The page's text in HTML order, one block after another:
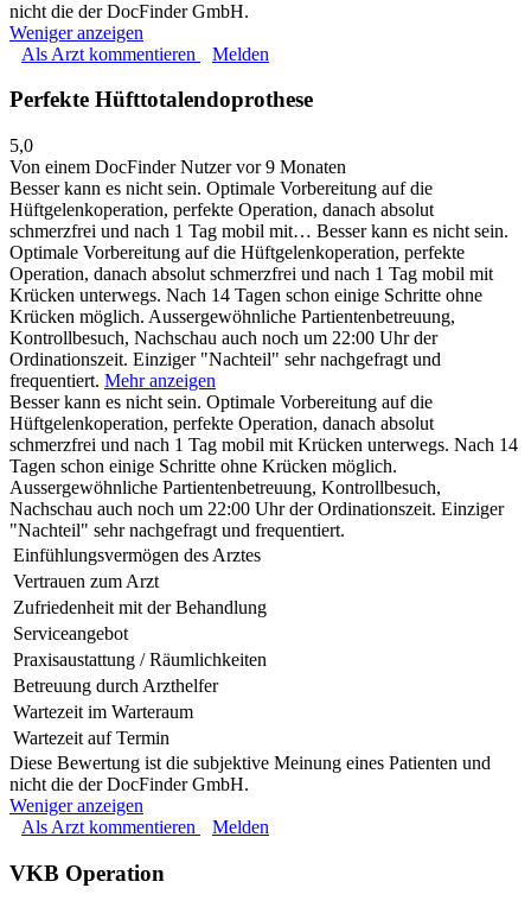
nicht die der DocFinder GmbH.
Weniger anzeigen
Als Arzt kommentieren
Melden
Perfekte Hüfttotalendoprothese
5,0
Von einem DocFinder Nutzervor 9 Monaten
Besser kann es nicht sein. Optimale Vorbereitung auf die
Hüftgelenkoperation, perfekte Operation, danach absolut
schmerzfrei und nach 1 Tag mobil mit… Besser kann es nicht sein.
Optimale Vorbereitung auf die Hüftgelenkoperation, perfekte
Operation, danach absolut schmerzfrei und nach 1 Tag mobil mit
Krücken unterwegs. Nach 14 Tagen schon einige Schritte ohne
Krücken möglich. Aussergewöhnliche Partientenbetreuung,
Kontrollbesuch, Nachschau auch noch um 22:00 Uhr der
Ordinationszeit. Einziger "Nachteil" sehr nachgefragt und
frequentiert. Mehr anzeigen
Besser kann es nicht sein. Optimale Vorbereitung auf die
Hüftgelenkoperation, perfekte Operation, danach absolut
schmerzfrei und nach 1 Tag mobil mit Krücken unterwegs. Nach 14
Tagen schon einige Schritte ohne Krücken möglich.
Aussergewöhnliche Partientenbetreuung, Kontrollbesuch,
Nachschau auch noch um 22:00 Uhr der Ordinationszeit. Einziger
"Nachteil" sehr nachgefragt und frequentiert.
Einfühlungsvermögen des Arztes
Vertrauen zum Arzt
Zufriedenheit mit der Behandlung
Serviceangebot
Praxisaustattung / Räumlichkeiten
Betreuung durch Arzthelfer
Wartezeit im Warteraum
Wartezeit auf Termin
Diese Bewertung ist die subjektive Meinung eines Patienten und
nicht die der DocFinder GmbH.
Weniger anzeigen
Als Arzt kommentieren
Melden
VKB Operation